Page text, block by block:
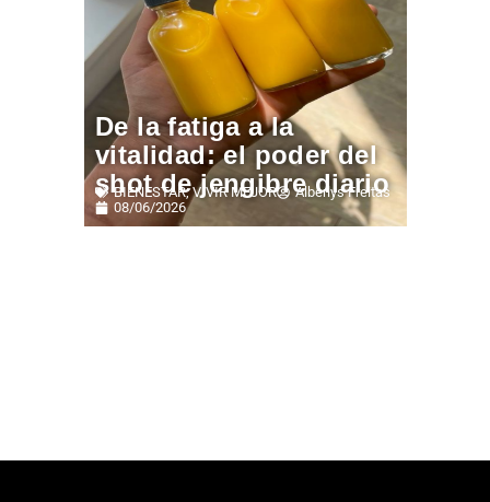
De la fatiga a la
vitalidad: el poder del
shot de jengibre diario
BIENESTAR,VIVIR MEJOR
Alberlys Freitas
08/06/2026